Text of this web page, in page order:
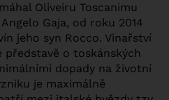
Oliveiru Toscanimu
Gaja, od roku 2014
jeho syn Rocco. Vinařství
představě o toskánských
dopady na životní
je maximálně